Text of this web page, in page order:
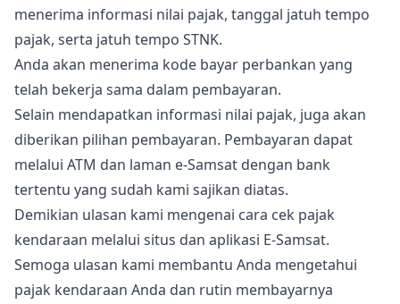
menerima informasi nilai pajak, tanggal jatuh tempo
pajak, serta jatuh tempo STNK.
Anda akan menerima kode bayar perbankan yang
telah bekerja sama dalam pembayaran.
Selain mendapatkan informasi nilai pajak, juga akan
diberikan pilihan pembayaran. Pembayaran dapat
melalui ATM dan laman e-Samsat dengan bank
tertentu yang sudah kami sajikan diatas.
Demikian ulasan kami mengenai cara cek pajak
kendaraan melalui situs dan aplikasi E-Samsat.
Semoga ulasan kami membantu Anda mengetahui
pajak kendaraan Anda dan rutin membayarnya